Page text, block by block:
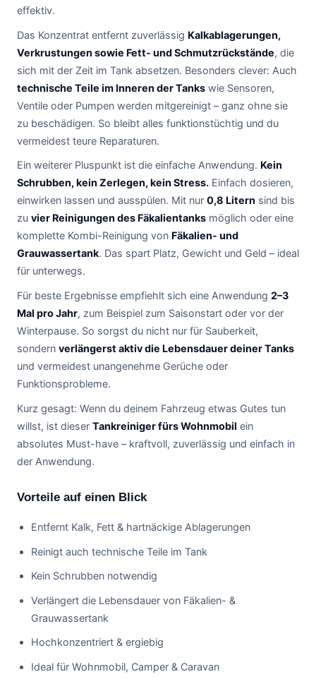
effektiv.
Das Konzentrat entfernt zuverlässig Kalkablagerungen,
Verkrustungen sowie Fett- und Schmutzrückstände, die
sich mit der Zeit im Tank absetzen. Besonders clever: Auch
technische Teile im Inneren der Tanks wie Sensoren,
Ventile oder Pumpen werden mitgereinigt – ganz ohne sie
zu beschädigen. So bleibt alles funktionstüchtig und du
vermeidest teure Reparaturen.
Ein weiterer Pluspunkt ist die einfache Anwendung. Kein
Schrubben, kein Zerlegen, kein Stress. Einfach dosieren,
einwirken lassen und ausspülen. Mit nur 0,8 Litern sind bis
zu vier Reinigungen des Fäkalientanks möglich oder eine
komplette Kombi-Reinigung von Fäkalien- und
Grauwassertank. Das spart Platz, Gewicht und Geld – ideal
für unterwegs.
Für beste Ergebnisse empfiehlt sich eine Anwendung 2–3
Mal pro Jahr, zum Beispiel zum Saisonstart oder vor der
Winterpause. So sorgst du nicht nur für Sauberkeit,
sondern verlängerst aktiv die Lebensdauer deiner Tanks
und vermeidest unangenehme Gerüche oder
Funktionsprobleme.
Kurz gesagt: Wenn du deinem Fahrzeug etwas Gutes tun
willst, ist dieser Tankreiniger fürs Wohnmobil ein
absolutes Must-have – kraftvoll, zuverlässig und einfach in
der Anwendung.
Vorteile auf einen Blick
Entfernt Kalk, Fett & hartnäckige Ablagerungen
Reinigt auch technische Teile im Tank
Kein Schrubben notwendig
Verlängert die Lebensdauer von Fäkalien- &
Grauwassertank
Hochkonzentriert & ergiebig
Ideal für Wohnmobil, Camper & Caravan